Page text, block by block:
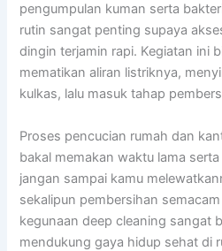
pengumpulan kuman serta
rutin sangat penting supaya
dingin terjamin rapi. Kegiatan ini
mematikan aliran listriknya,
kulkas, lalu masuk tahap
Proses pencucian rumah dan
bakal memakan waktu lama
jangan sampai kamu
sekalipun pembersihan
kegunaan deep cleaning sangat
mendukung gaya hidup sehat di